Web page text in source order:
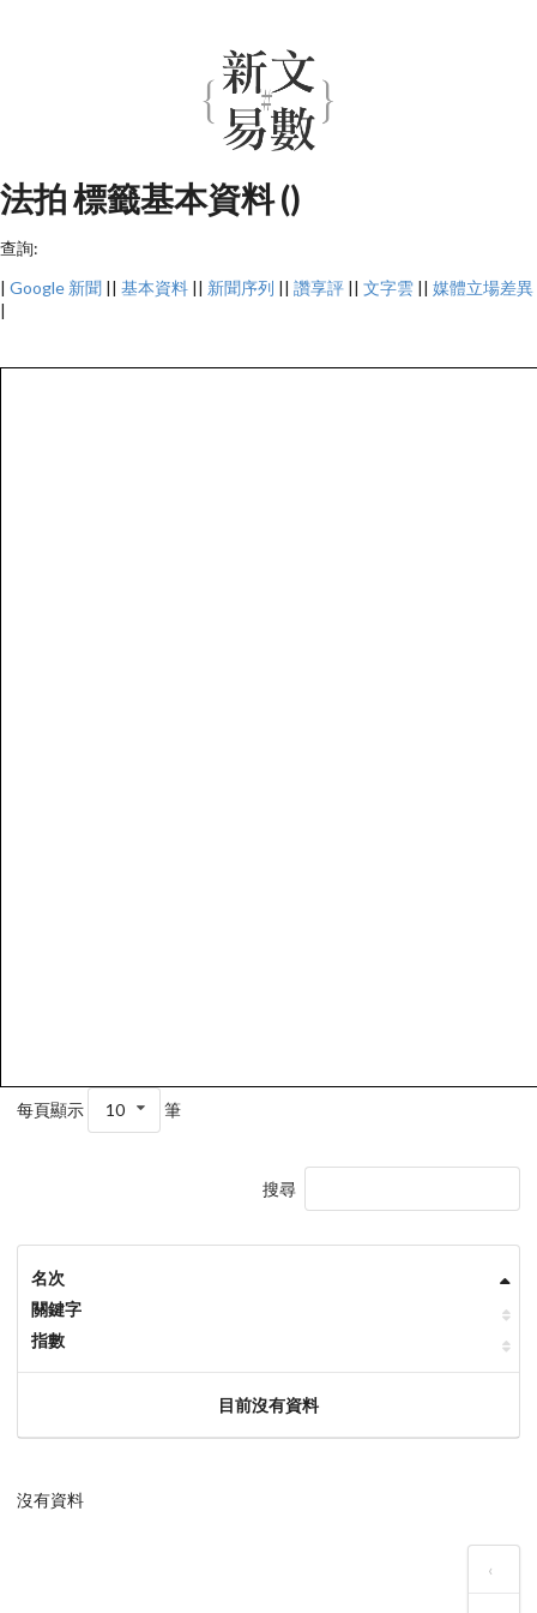
法拍 標籤基本資料 ()
查詢:
| Google 新聞 || 基本資料 || 新聞序列 || 讚享評 || 文字雲 || 媒體立場差異
|
每頁顯示 10 筆
搜尋
名次
關鍵字
指數
目前沒有資料
沒有資料
‹